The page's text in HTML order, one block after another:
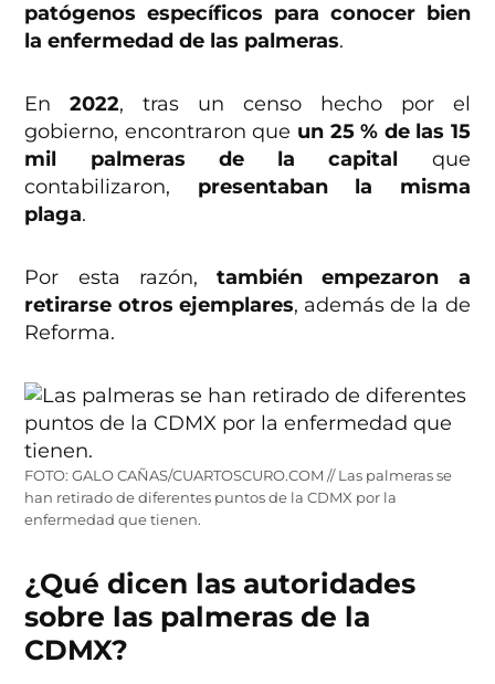
patógenos específicos para conocer bien
la enfermedad de las palmeras.
En2022, tras un censo hecho por el
gobierno, encontraron que un 25 % de las 15
mil palmeras de la capital que
contabilizaron, presentaban la misma
plaga.
Por esta razón,también empezaron a
retirarse otros ejemplares, además de la de
Reforma.
FOTO: GALO CAÑAS/CUARTOSCURO.COM // Las palmeras se
han retirado de diferentes puntos de la CDMX por la
enfermedad que tienen.
¿Qué dicen las autoridades
sobre las palmeras de la
CDMX?